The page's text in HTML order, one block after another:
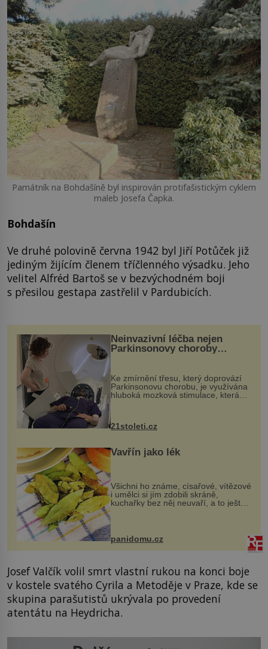
Památník na Bohdašíně byl inspirován protifašistickým cyklem
maleb Josefa Čapka.
Bohdašín
Ve druhé polovině června 1942 byl Jiří Potůček již
jediným žijícím členem tříčlenného výsadku. Jeho
velitel Alfréd Bartoš se v bezvýchodném boji
s přesilou gestapa zastřelil v Pardubicích.
Neinvazivní léčba nejen
Parkinsonovy choroby
Ke zmírnění třesu, který doprovází
Parkinsonovu chorobu, je využívána
hluboká mozková stimulace, která
však vyžaduje vysoce invazivní
k dostatečně přesnému zacílení ...
21stoleti.cz
Vavřín jako lék
Všichni ho známe, císařové, vítězové
i umělci si jím zdobili skráně,
kuchařky bez něj neuvaří, a to ještě
nevíte, že bobkový list může výrazně
zmírnit některé naše neduhy.
Obsahuje v malém množství ně...
panidomu.cz
Josef Valčík volil smrt vlastní rukou na konci boje
v kostele svatého Cyrila a Metoděje v Praze, kde se
skupina parašutistů ukrývala po provedení
atentátu na Heydricha.